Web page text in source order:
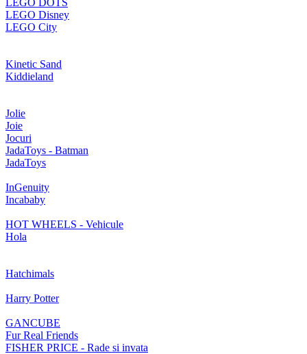
LEGO Disney
LEGO City
Kinetic Sand
Kiddieland
Jolie
Joie
Jocuri
JadaToys - Batman
JadaToys
InGenuity
Incababy
HOT WHEELS - Vehicule
Hola
Hatchimals
Harry Potter
GANCUBE
Fur Real Friends
FISHER PRICE - Rade si invata